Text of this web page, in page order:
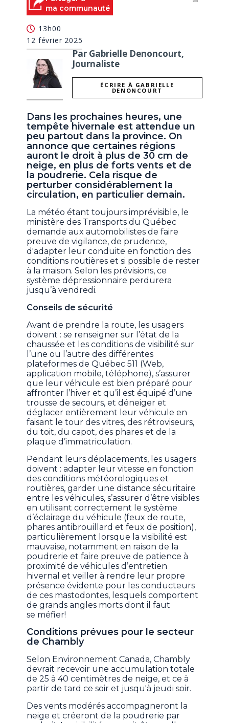
ma communauté
13h00
12 février 2025
Par Gabrielle Denoncourt,
Journaliste
ÉCRIRE À GABRIELLE
DENONCOURT
Dans les prochaines heures, une
tempête hivernale est attendue un
peu partout dans la province. On
annonce que certaines régions
auront le droit à plus de 30 cm de
neige, en plus de forts vents et de
la poudrerie. Cela risque de
perturber considérablement la
circulation, en particulier demain.
La météo étant toujours imprévisible, le
ministère des Transports du Québec
demande aux automobilistes de faire
preuve de vigilance, de prudence,
d'adapter leur conduite en fonction des
conditions routières et si possible de rester
à la maison. Selon les prévisions, ce
système dépressionnaire perdurera
jusqu’à vendredi.
Conseils de sécurité
Avant de prendre la route, les usagers
doivent : se renseigner sur l’état de la
chaussée et les conditions de visibilité sur
l’une ou l’autre des différentes
plateformes de Québec 511 (Web,
application mobile, téléphone), s’assurer
que leur véhicule est bien préparé pour
affronter l’hiver et qu’il est équipé d’une
trousse de secours, et déneiger et
déglacer entièrement leur véhicule en
faisant le tour des vitres, des rétroviseurs,
du toit, du capot, des phares et de la
plaque d’immatriculation.
Pendant leurs déplacements, les usagers
doivent : adapter leur vitesse en fonction
des conditions météorologiques et
routières, garder une distance sécuritaire
entre les véhicules, s’assurer d’être visibles
en utilisant correctement le système
d’éclairage du véhicule (feux de route,
phares antibrouillard et feux de position),
particulièrement lorsque la visibilité est
mauvaise, notamment en raison de la
poudrerie et faire preuve de patience à
proximité de véhicules d’entretien
hivernal et veiller à rendre leur propre
présence évidente pour les conducteurs
de ces mastodontes, lesquels comportent
de grands angles morts dont il faut
se méfier!
Conditions prévues pour le secteur
de Chambly
Selon Environnement Canada, Chambly
devrait recevoir une accumulation totale
de 25 à 40 centimètres de neige, et ce à
partir de tard ce soir et jusqu'à jeudi soir.
Des vents modérés accompagneront la
neige et créeront de la poudrerie par